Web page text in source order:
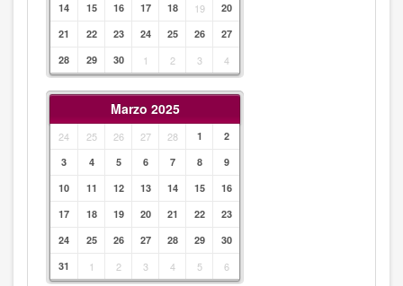
14
15 16 17 18 19
20
21
22 23 24 25 26
27
28
29 30 1 2 3 4
Marzo 2025
24 25 26 27 28 1
2
3
4 5 6 7 8
9
10
11 12 13 14 15
16
17
18 19 20 21 22
23
24
25 26 27 28 29
30
31
1 2 3 4 5 6